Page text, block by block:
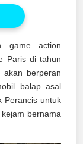
game action
Paris di tahun
berperan
balap asal
Perancis untuk
bernama